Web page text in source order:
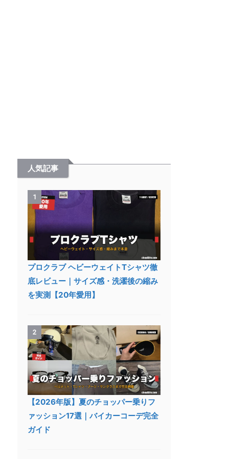
人気記事
1
プロクラブ ヘビーウェイトTシャツ徹
底レビュー｜サイズ感・洗濯後の縮み
を実測【20年愛用】
2
【2026年版】夏のチョッパー乗りフ
ァッション17選｜バイカーコーデ完全
ガイド